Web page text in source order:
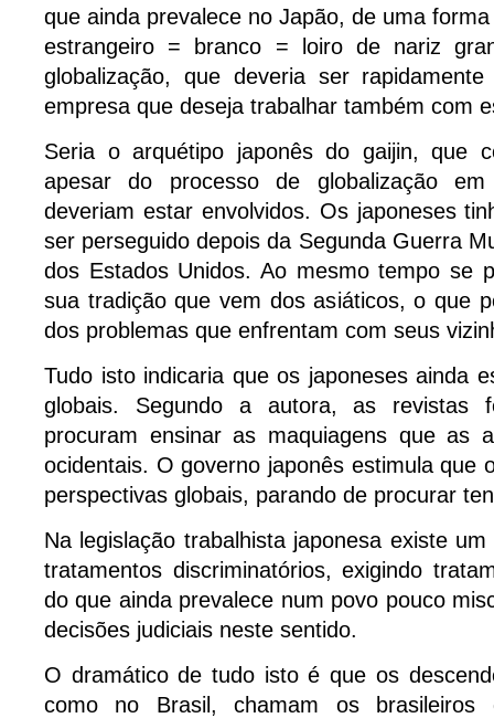
que ainda prevalece no Japão, de uma
estrangeiro = branco = loiro de nariz
globalização, que deveria ser
empresa que deseja trabalhar também com
Seria o arquétipo japonês do gaijin, que
apesar do processo de globalização
deveriam estar envolvidos. Os japoneses
ser perseguido depois da Segunda Guerra
dos Estados Unidos. Ao mesmo tempo se
sua tradição que vem dos asiáticos, o que
dos problemas que enfrentam com seus
Tudo isto indicaria que os japoneses ainda
globais. Segundo a autora, as revistas
procuram ensinar as maquiagens que as
ocidentais. O governo japonês estimula que
perspectivas globais, parando de procurar
Na legislação trabalhista japonesa existe
tratamentos discriminatórios, exigindo
do que ainda prevalece num povo pouco
decisões judiciais neste sentido.
O dramático de tudo isto é que os
como no Brasil, chamam os